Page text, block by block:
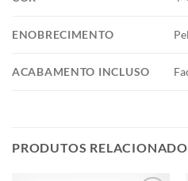
ENOBRECIMENTO
ACABAMENTO INCLUSO
PRODUTOS